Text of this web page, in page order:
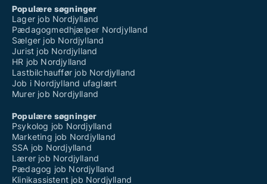
Populære søgninger
Lager job Nordjylland
Pædagogmedhjælper Nordjylland
Sælger job Nordjylland
Jurist job Nordjylland
HR job Nordjylland
Lastbilchauffør job Nordjylland
Job i Nordjylland ufaglært
Murer job Nordjylland
Populære søgninger
Psykolog job Nordjylland
Marketing job Nordjylland
SSA job Nordjylland
Lærer job Nordjylland
Pædagog job Nordjylland
Klinikassistent job Nordjylland